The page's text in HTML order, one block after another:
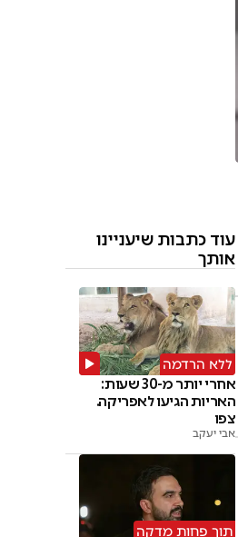
עוד כתבות שיעניינו
אותך
ללא הרדמה
אחרי יותר מ-30 שעות:
האריות הגיעו לאפריקה.
צפו
אבי יעקב
תוך פחות מדקה